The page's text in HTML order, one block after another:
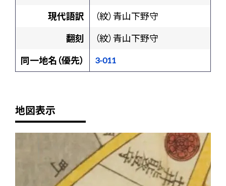
現代語訳
（紋）青山下野守
翻刻
（紋）青山下野守
同一地名（優先）
3-011
地図表示